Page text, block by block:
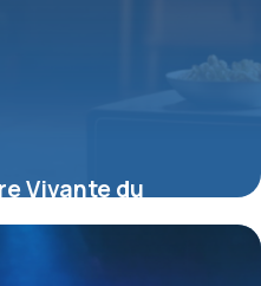
Vivante du